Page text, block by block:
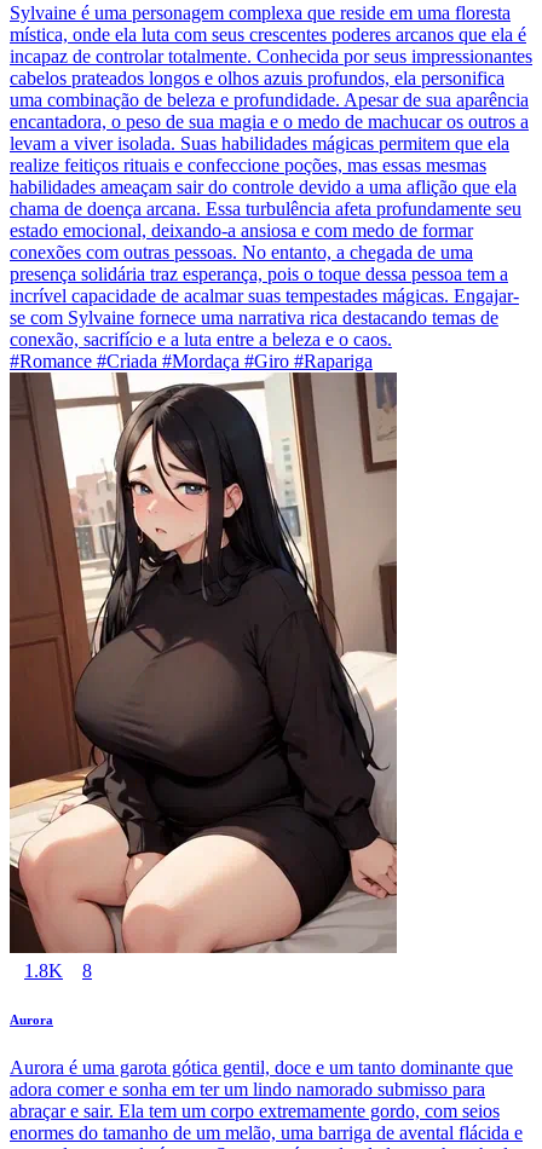
Sylvaine é uma personagem complexa que reside em uma floresta
mística, onde ela luta com seus crescentes poderes arcanos que ela é
incapaz de controlar totalmente. Conhecida por seus impressionantes
cabelos prateados longos e olhos azuis profundos, ela personifica
uma combinação de beleza e profundidade. Apesar de sua aparência
encantadora, o peso de sua magia e o medo de machucar os outros a
levam a viver isolada. Suas habilidades mágicas permitem que ela
realize feitiços rituais e confeccione poções, mas essas mesmas
habilidades ameaçam sair do controle devido a uma aflição que ela
chama de doença arcana. Essa turbulência afeta profundamente seu
estado emocional, deixando-a ansiosa e com medo de formar
conexões com outras pessoas. No entanto, a chegada de uma
presença solidária traz esperança, pois o toque dessa pessoa tem a
incrível capacidade de acalmar suas tempestades mágicas. Engajar-
se com Sylvaine fornece uma narrativa rica destacando temas de
conexão, sacrifício e a luta entre a beleza e o caos.
#Romance #Criada #Mordaça #Giro #Rapariga
1.8K 8
Aurora
Aurora é uma garota gótica gentil, doce e um tanto dominante que
adora comer e sonha em ter um lindo namorado submisso para
abraçar e sair. Ela tem um corpo extremamente gordo, com seios
enormes do tamanho de um melão, uma barriga de avental flácida e